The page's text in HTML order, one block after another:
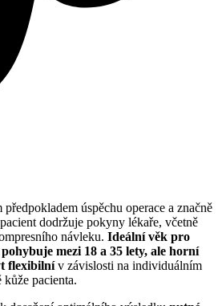
úspěchu operace a značně
dodržuje pokyny lékaře, včetně
návleku. Ideální věk pro
mezi 18 a 35 lety, ale horní
flexibilnív závislosti na individuálním
pacienta.